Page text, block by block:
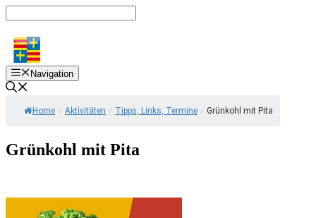
Inhalt
springen
Navigation
Home / Aktivitäten / Tipps, Links, Termine / Grünkohl mit Pita
Grünkohl mit Pita